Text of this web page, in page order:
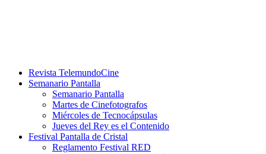
Revista TelemundoCine
Semanario Pantalla
Semanario Pantalla
Martes de Cinefotografos
Miércoles de Tecnocápsulas
Jueves del Rey es el Contenido
Festival Pantalla de Cristal
Reglamento Festival RED